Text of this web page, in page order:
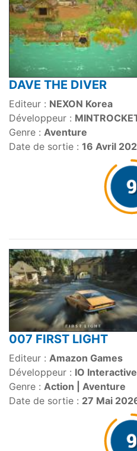
DAVE THE DIVER
Editeur : NEXON Korea
Développeur :
Genre : Aventure
Date de sortie : 16 Avril
007 FIRST LIGHT
Editeur : Amazon Games
Développeur : IO Interactive
Genre : Action | Aventure
Date de sortie : 27 Mai